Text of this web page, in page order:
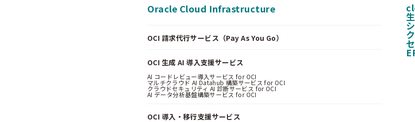
Oracle Cloud Infrastructure
OCI 請求代行サービス（Pay As You Go）
OCI 生成 AI 導入支援サービス
AI コードレビュー導入サービス for OCI
マルチクラウド AI Datahub 構築サービス for OCI
クラウドセキュリティ AI 診断サービス for OCI
AI データ分析基盤構築サービス for OCI
OCI 導入・移行支援サービス